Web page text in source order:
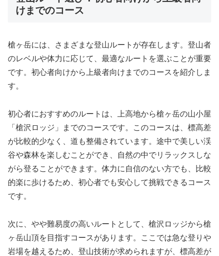
けまでのコース
槍ヶ岳には、さまざまな登山ルートが存在します。登山者
のレベルや体力に応じて、最適なルートを選ぶことが重要
です。初心者向けから上級者向けまでのコースを紹介しま
す。
初心者におすすめのルートは、上高地から槍ヶ岳の山小屋
「槍沢ロッジ」までのコースです。このコースは、標高差
が比較的少なく、道も整備されています。途中で美しい渓
谷や森林を楽しむことができ、自然の中でリラックスしな
がら登ることができます。体力に自信のない方でも、比較
的楽に歩けるため、初心者でも安心して挑戦できるコース
です。
次に、やや難易度の高いルートとして、槍沢ロッジから槍
ヶ岳山頂を目指すコースがあります。ここでは急な登りや
岩場を越えるため、登山技術が求められますが、標高差が